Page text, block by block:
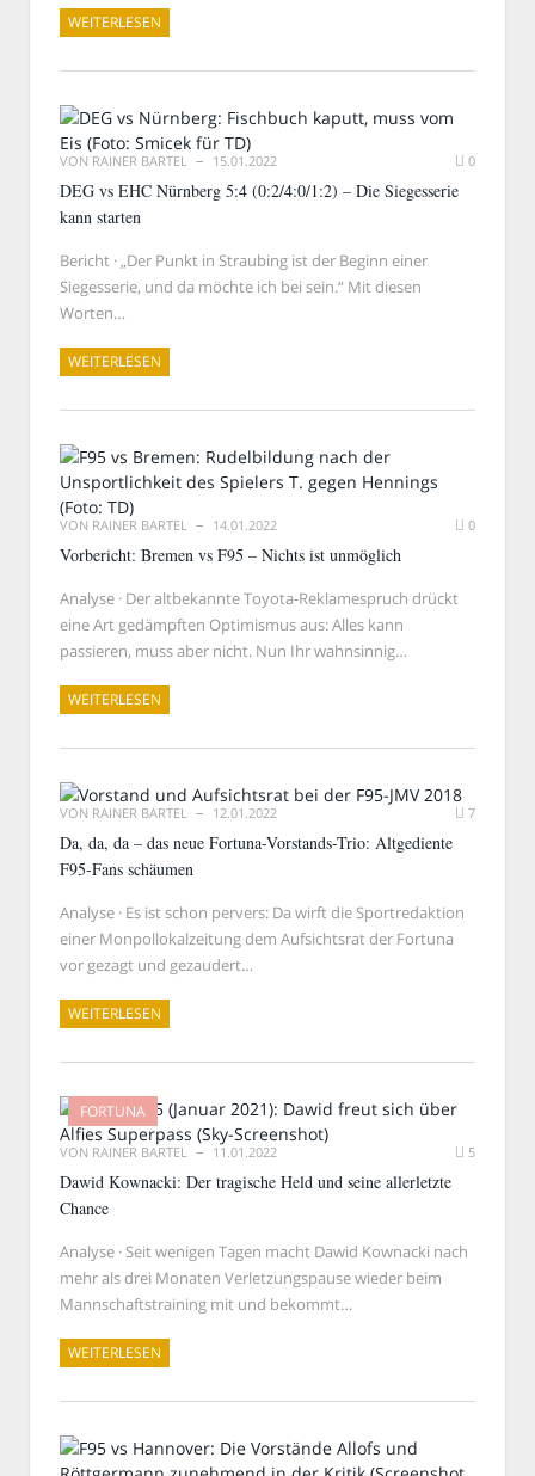
WEITERLESEN
VON RAINER BARTEL 15.01.2022 0
DEG vs EHC Nürnberg 5:4 (0:2/4:0/1:2) – Die Siegesserie
kann starten
Bericht · „Der Punkt in Straubing ist der Beginn einer
Siegesserie, und da möchte ich bei sein.“ Mit diesen
Worten…
WEITERLESEN
VON RAINER BARTEL 14.01.2022 0
Vorbericht: Bremen vs F95 – Nichts ist unmöglich
Analyse · Der altbekannte Toyota-Reklamespruch drückt
eine Art gedämpften Optimismus aus: Alles kann
passieren, muss aber nicht. Nun Ihr wahnsinnig…
WEITERLESEN
VON RAINER BARTEL 12.01.2022 7
Da, da, da – das neue Fortuna-Vorstands-Trio: Altgediente
F95-Fans schäumen
Analyse · Es ist schon pervers: Da wirft die Sportredaktion
einer Monpollokalzeitung dem Aufsichtsrat der Fortuna
vor gezagt und gezaudert…
WEITERLESEN
FORTUNA
VON RAINER BARTEL 11.01.2022 5
Dawid Kownacki: Der tragische Held und seine allerletzte
Chance
Analyse · Seit wenigen Tagen macht Dawid Kownacki nach
mehr als drei Monaten Verletzungspause wieder beim
Mannschaftstraining mit und bekommt…
WEITERLESEN